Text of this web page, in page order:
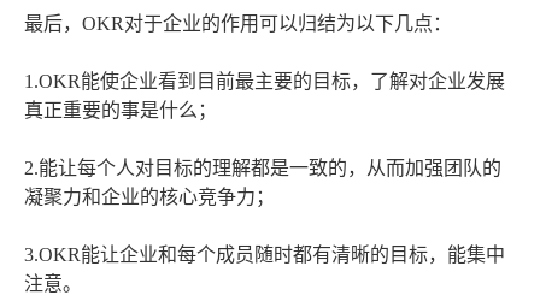
最后，OKR对于企业的作用可以归结为以下几点：
1.OKR能使企业看到目前最主要的目标，了解对企业发展
真正重要的事是什么；
2.能让每个人对目标的理解都是一致的，从而加强团队的
凝聚力和企业的核心竞争力；
3.OKR能让企业和每个成员随时都有清晰的目标，能集中
注意。